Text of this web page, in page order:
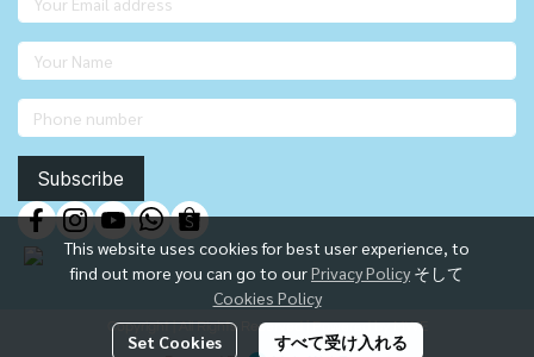
This website uses cookies for best user experience, to
find out more you can go to ourPrivacy Policy そして
Cookies Policy
Set Cookies すべて受け入れる
Subscribe
Copyright | All Rights Reserved | Powered by MWE